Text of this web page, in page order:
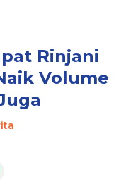
Rinjani
Volume